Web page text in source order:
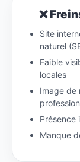
❌
Site
naturel
Faible
locales
Image de
Présence
Manque